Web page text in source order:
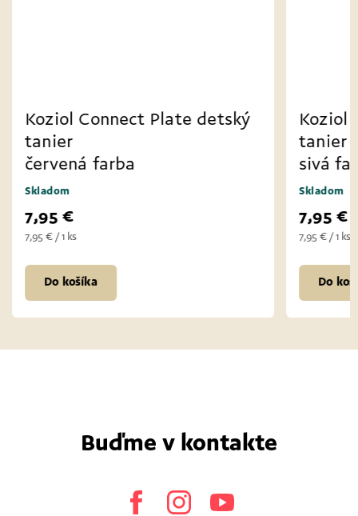
Koziol Connect Plate detský
sivá farba
Buďme v kontakte
Facebook Instagram